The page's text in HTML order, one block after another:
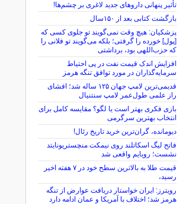
تأثیر پنهانی داروهای جدید لاغری بر چشم‌ها!
بازگشت کتابی بعد از ۱۵۰سال
پزشکیان: هیچ وقت نمی‌گویند تو جلوی کسی که
[پول] خورده را گرفتی؛ بلکه می‌گویند تو فلانی را
که حزب‌اللهی بود، برداشتی
افزایش اندک قیمت نفت در پی احتیاط
سرمایه‌گذاران در مورد توافق تنگه هرمز
قدیمی‌ترین لامپ جهان ۱۲۵ ساله شد؛ افشای
راز علمی طول‌عمر لامپ سنتنیال
بازی فکری بهتر است یا لگو؟ مقایسه کامل برای
انتخاب بهترین سرگرمی
دیومانده، گران‌ترین خرید تاریخ رئال!
فاتح لیگ اسکاتلند روی نیمکت منچستریونایتد
نشست؛ رویایم واقعی شد
قیمت طلا به بالاترین سطح خود در ۷ هفته اخیر
رسید،
رویترز: ایران خواستار دریافت عوارض از تنگه
هرمز شد؛ اختلاف با آمریکا و عمان ادامه دارد